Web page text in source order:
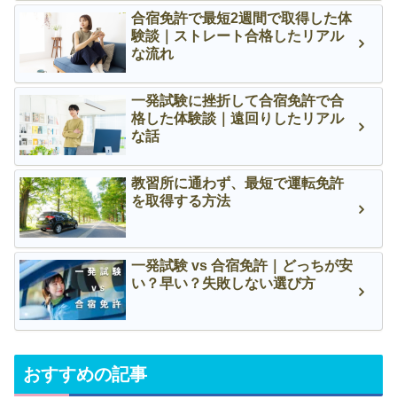
合宿免許で最短2週間で取得した体
験談｜ストレート合格したリアル
な流れ
一発試験に挫折して合宿免許で合
格した体験談｜遠回りしたリアル
な話
教習所に通わず、最短で運転免許
を取得する方法
一発試験 vs 合宿免許｜どっちが安
い？早い？失敗しない選び方
おすすめの記事